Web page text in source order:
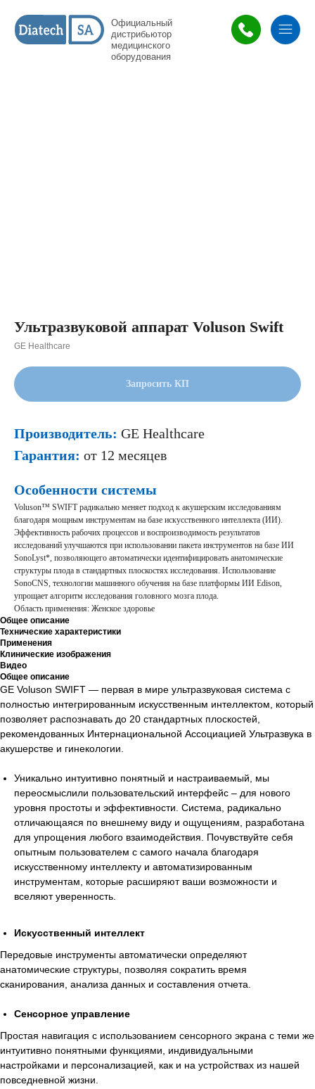
Официальный
дистрибьютор
медицинского
оборудования
Ультразвуковой аппарат Voluson Swift
GE Healthcare
Запросить КП
Производитель: GE Healthcare
Гарантия: от 12 месяцев
Особенности системы
Voluson™ SWIFT радикально меняет подход к акушерским исследованиям
благодаря мощным инструментам на базе искусственного интеллекта (ИИ).
Эффективность рабочих процессов и воспроизводимость результатов
исследований улучшаются при использовании пакета инструментов на базе ИИ
SonoLyst*, позволяющего автоматически идентифицировать анатомические
структуры плода в стандартных плоскостях исследования. Использование
SonoCNS, технологии машинного обучения на базе платформы ИИ Edison,
упрощает алгоритм исследования головного мозга плода.
Область применения: Женское здоровье
Общее описание
Технические характеристики
Применения
Клинические изображения
Видео
Общее описание
GE Voluson SWIFT — первая в мире ультразвуковая система с
полностью интегрированным искусственным интеллектом, который
позволяет распознавать до 20 стандартных плоскостей,
рекомендованных Интернациональной Ассоциацией Ультразвука в
акушерстве и гинекологии.
Уникально интуитивно понятный и настраиваемый, мы
переосмыслили пользовательский интерфейс – для нового
уровня простоты и эффективности. Система, радикально
отличающаяся по внешнему виду и ощущениям, разработана
для упрощения любого взаимодействия. Почувствуйте себя
опытным пользователем с самого начала благодаря
искусственному интеллекту и автоматизированным
инструментам, которые расширяют ваши возможности и
вселяют уверенность.
Искусственный интеллект
Передовые инструменты автоматически определяют
анатомические структуры, позволяя сократить время
сканирования, анализа данных и составления отчета.
Сенсорное управление
Простая навигация с использованием сенсорного экрана с теми же
интуитивно понятными функциями, индивидуальными
настройками и персонализацией, как и на устройствах из нашей
повседневной жизни.